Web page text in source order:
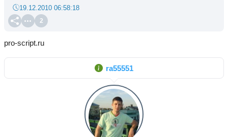
2
19.12.2010 06:58:18
pro-script.ru
ra55551